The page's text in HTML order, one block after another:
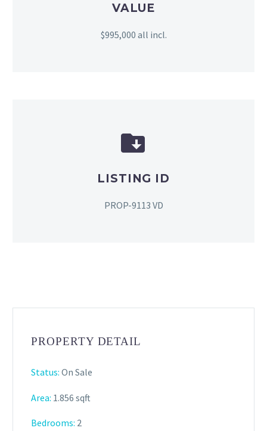
VALUE
$995,000 all incl.


LISTING ID
PROP-9113 VD
PROPERTY DETAIL
Status: On Sale
Area: 1.856 sqft
Bedrooms: 2